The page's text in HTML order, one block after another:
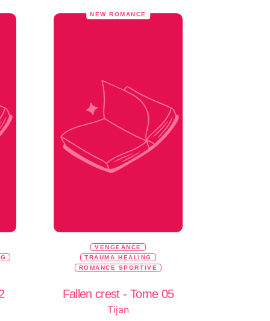
NEW ROMANCE
VENGEANCE
TRAUMA HEALING
ROMANCE SPORTIVE
Fallen crest - Tome 05
Tijan